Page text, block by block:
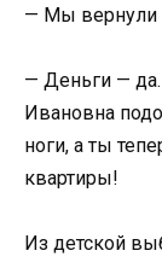
— Мы вернули
— Деньги — да.
Ивановна
ноги, а ты
квартиры!
Из детской